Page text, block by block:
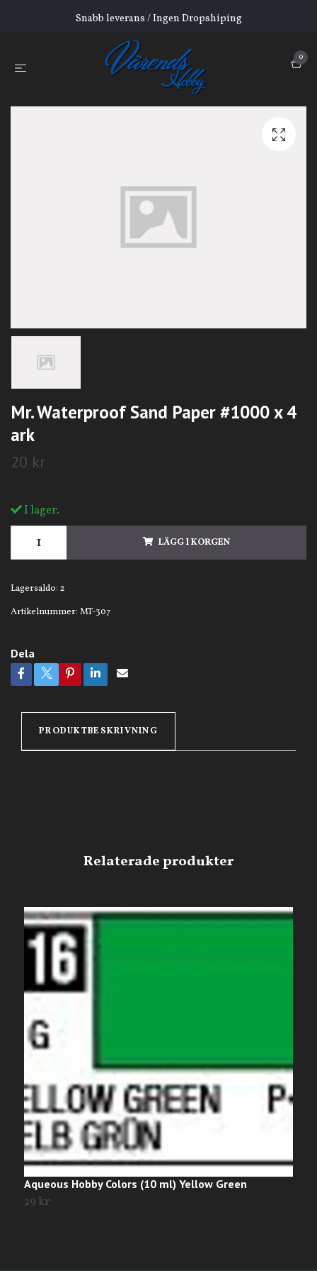
Snabb leverans / Ingen Dropshiping
0
Mr. Waterproof Sand Paper #1000 x 4
ark
20 kr
I lager.
LÄGG I KORGEN
Lagersaldo: 2
Artikelnummer: MT-307
Dela
PRODUKTBESKRIVNING
Aqueous Hobby Colors (10 ml) Yellow Green
29 kr